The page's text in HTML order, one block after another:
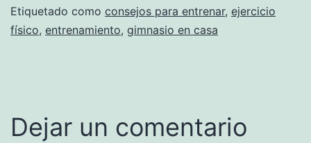
Etiquetado como consejos para entrenar, ejercicio
físico, entrenamiento, gimnasio en casa
Dejar un comentario